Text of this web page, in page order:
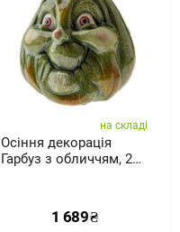
на складі
Осіння декорація
Гарбуз з обличчям, 27
1 689₴